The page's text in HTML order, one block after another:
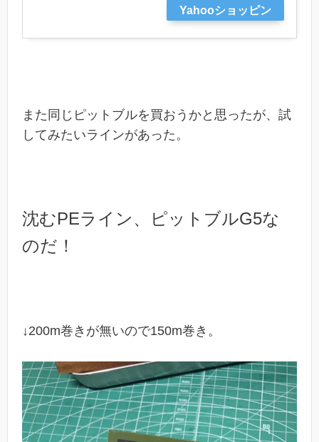
Yahooショッピン
また同じピットブルを買おうかと思ったが、試
してみたいラインがあった。
沈むPEライン、ピットブルG5な
のだ！
↓200m巻きが無いので150m巻き。